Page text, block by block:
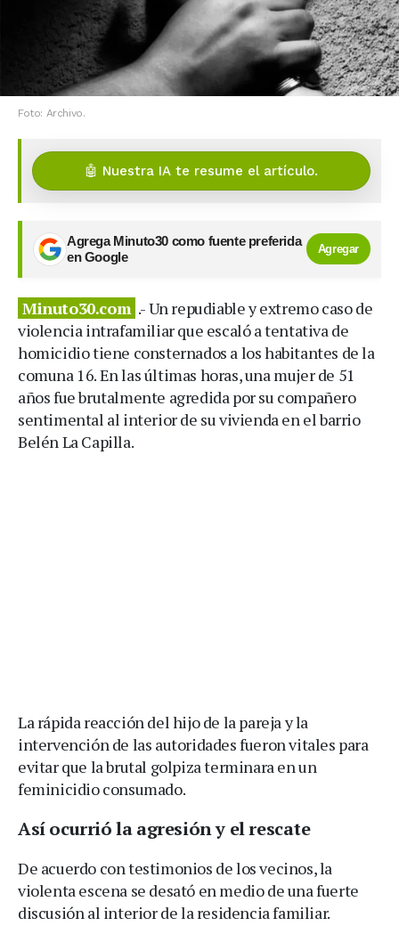
Foto: Archivo.
🤖 Nuestra IA te resume el artículo.
Agrega Minuto30 como fuente preferida
en Google
Agregar
Minuto30.com .- Un repudiable y extremo caso de
violencia intrafamiliar que escaló a tentativa de
homicidio tiene consternados a los habitantes de la
comuna 16. En las últimas horas, una mujer de 51
años fue brutalmente agredida por su compañero
sentimental al interior de su vivienda en el barrio
Belén La Capilla.
La rápida reacción del hijo de la pareja y la
intervención de las autoridades fueron vitales para
evitar que la brutal golpiza terminara en un
feminicidio consumado.
Así ocurrió la agresión y el rescate
De acuerdo con testimonios de los vecinos, la
violenta escena se desató en medio de una fuerte
discusión al interior de la residencia familiar.